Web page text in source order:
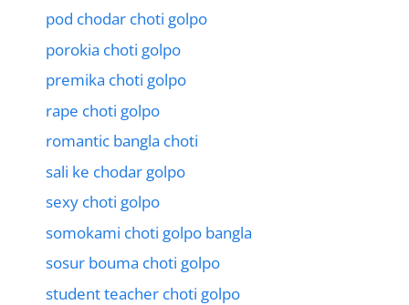
pod chodar choti golpo
porokia choti golpo
premika choti golpo
rape choti golpo
romantic bangla choti
sali ke chodar golpo
sexy choti golpo
somokami choti golpo bangla
sosur bouma choti golpo
student teacher choti golpo